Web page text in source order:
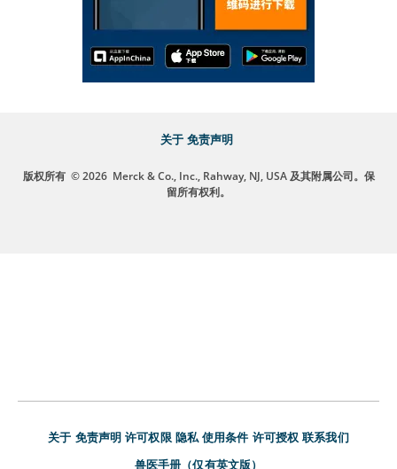
关于 免责声明
版权所有 © 2026 Merck & Co., Inc., Rahway, NJ, USA 及其附属公司。保
留所有权利。
关于 免责声明 许可权限 隐私 使用条件 许可授权 联系我们
兽医手册（仅有英文版）